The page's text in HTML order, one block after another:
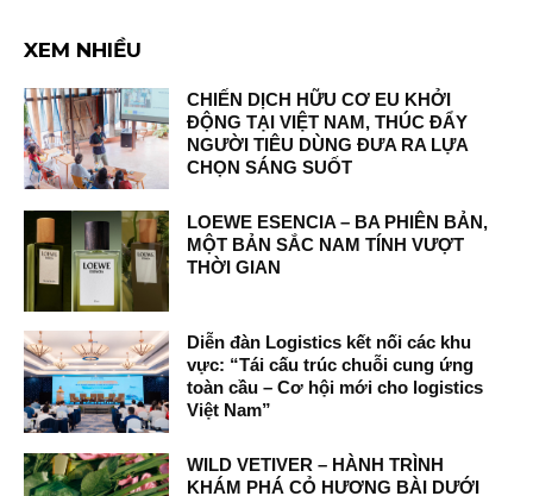
XEM NHIỀU
CHIẾN DỊCH HỮU CƠ EU KHỞI
ĐỘNG TẠI VIỆT NAM, THÚC ĐẨY
NGƯỜI TIÊU DÙNG ĐƯA RA LỰA
CHỌN SÁNG SUỐT
LOEWE ESENCIA – BA PHIÊN BẢN,
MỘT BẢN SẮC NAM TÍNH VƯỢT
THỜI GIAN
Diễn đàn Logistics kết nối các khu
vực: “Tái cấu trúc chuỗi cung ứng
toàn cầu – Cơ hội mới cho logistics
Việt Nam”
WILD VETIVER – HÀNH TRÌNH
KHÁM PHÁ CỎ HƯƠNG BÀI DƯỚI